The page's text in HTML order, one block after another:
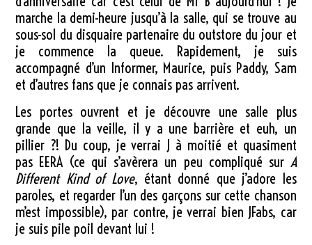
marche la demi-heure jusqu’à la salle, qui se trouve au
sous-sol du disquaire partenaire du outstore du jour et
je commence la queue. Rapidement, je suis
accompagné d’un Informer, Maurice, puis Paddy, Sam
et d’autres fans que je connais pas arrivent.
Les portes ouvrent et je découvre une salle plus
grande que la veille, il y a une barrière et euh, un
pillier ?! Du coup, je verrai J à moitié et quasiment
pas EERA (ce qui s’avèrera un peu compliqué sur A
Different Kind of Love, étant donné que j’adore les
paroles, et regarder l’un des garçons sur cette chanson
m’est impossible), par contre, je verrai bien JFabs, car
je suis pile poil devant lui !